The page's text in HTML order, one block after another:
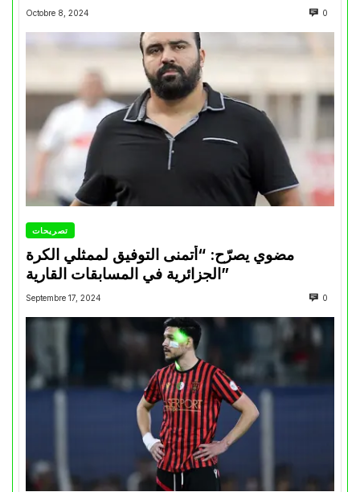
Octobre 8, 2024 0
تصريحات
مضوي يصرّح: “أتمنى التوفيق لممثلي الكرة
الجزائرية في المسابقات القارية”
Septembre 17, 2024 0